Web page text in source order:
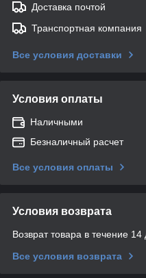
Доставка почтой
Транспортная компания
Все условия доставки
Условия оплаты
Наличными
Безналичный расчет
Все условия оплаты
Условия возврата
Возврат товара в течение
Все условия возврата